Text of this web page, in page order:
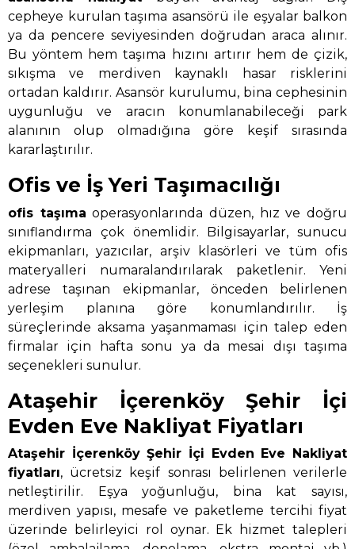
cepheye kurulan taşıma asansörü ile eşyalar balkon
ya da pencere seviyesinden doğrudan araca alınır.
Bu yöntem hem taşıma hızını artırır hem de çizik,
sıkışma ve merdiven kaynaklı hasar risklerini
ortadan kaldırır. Asansör kurulumu, bina cephesinin
uygunluğu ve aracın konumlanabileceği park
alanının olup olmadığına göre keşif sırasında
kararlaştırılır.
Ofis ve İş Yeri Taşımacılığı
ofis taşıma operasyonlarında düzen, hız ve doğru
sınıflandırma çok önemlidir. Bilgisayarlar, sunucu
ekipmanları, yazıcılar, arşiv klasörleri ve tüm ofis
materyalleri numaralandırılarak paketlenir. Yeni
adrese taşınan ekipmanlar, önceden belirlenen
yerleşim planına göre konumlandırılır. İş
süreçlerinde aksama yaşanmaması için talep eden
firmalar için hafta sonu ya da mesai dışı taşıma
seçenekleri sunulur.
Ataşehir İçerenköy Şehir İçi
Evden Eve Nakliyat Fiyatları
Ataşehir İçerenköy Şehir İçi Evden Eve Nakliyat
fiyatları, ücretsiz keşif sonrası belirlenen verilerle
netleştirilir. Eşya yoğunluğu, bina kat sayısı,
merdiven yapısı, mesafe ve paketleme tercihi fiyat
üzerinde belirleyici rol oynar. Ek hizmet talepleri